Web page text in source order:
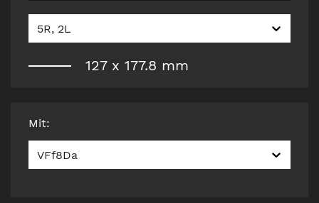
5R, 2L
127x 177.8 mm
Mit:
VFf8Da